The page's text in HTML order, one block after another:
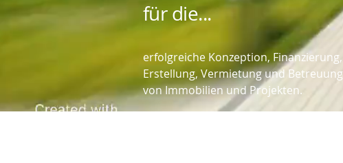
für die...
erfolgreiche Konzeption, Finanzierung,
Erstellung, Vermietung und Betreuung
von Immobilien und Projekten.